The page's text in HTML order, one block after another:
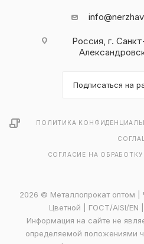
Россия, г.
Подписаться на
ПОЛИТИКА
СОГЛАСИЕ НА
2026 © Металлопрокат оптом
Цветной | ГОСТ/AISI/EN
Информация на сайте не
определяемой положениями